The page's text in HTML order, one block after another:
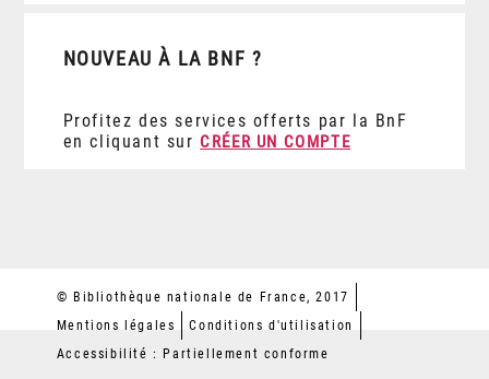
NOUVEAU À LA BNF ?
Profitez des services offerts par la BnF
en cliquant sur CRÉER UN COMPTE
© Bibliothèque nationale de France, 2017
Mentions légales
Conditions d'utilisation
Accessibilité : Partiellement conforme